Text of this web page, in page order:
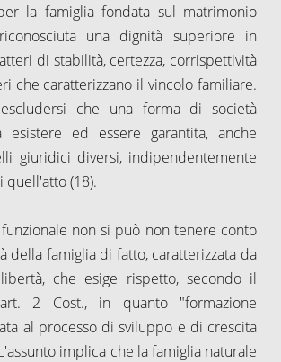
la famiglia fondata sul matrimonio
una dignità superiore in
di stabilità, certezza, corrispettività
che caratterizzano il vincolo familiare.
che una forma di società
esistere ed essere garantita, anche
giuridici diversi, indipendentemente
quell'atto (18).
non si può non tenere conto
della famiglia di fatto, caratterizzata da
che esige rispetto, secondo il
2 Cost., in quanto "formazione
al processo di sviluppo e di crescita
implica che la famiglia naturale